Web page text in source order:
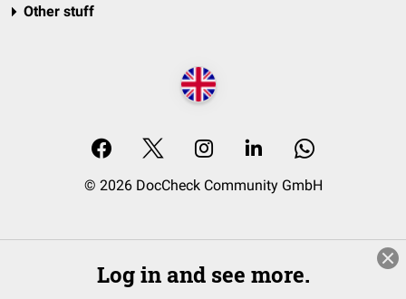
Other stuff
© 2026 DocCheck Community GmbH
Log in and see more.